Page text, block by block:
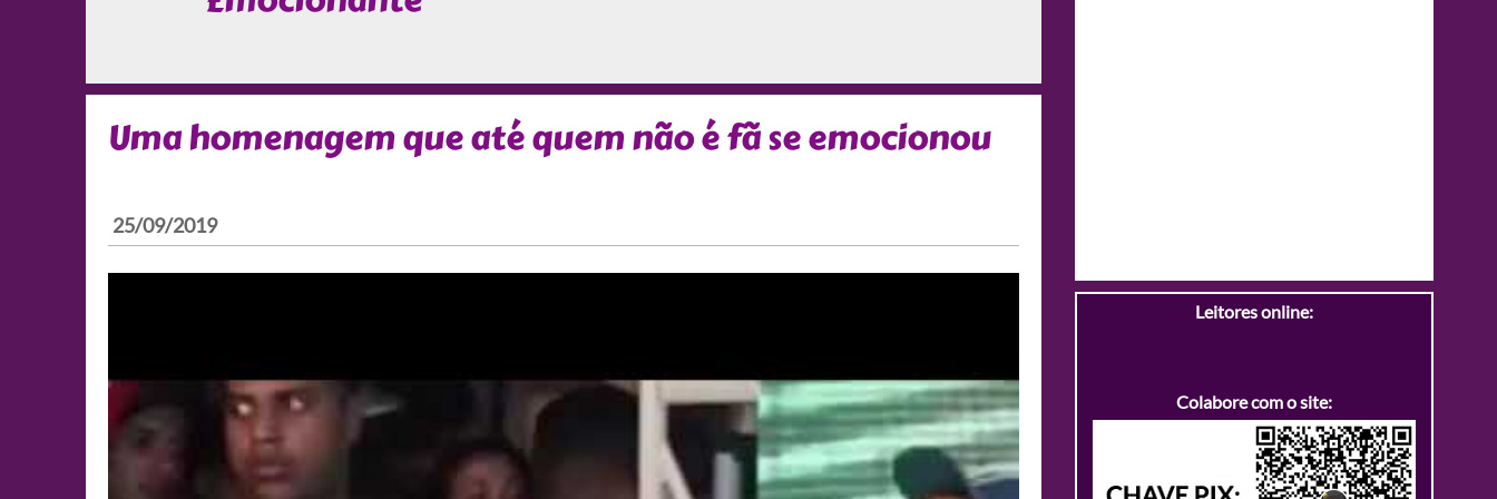
Uma homenagem que até quem não é fã se emocionou
25/09/2019
Leitores online:
Colabore com o site: